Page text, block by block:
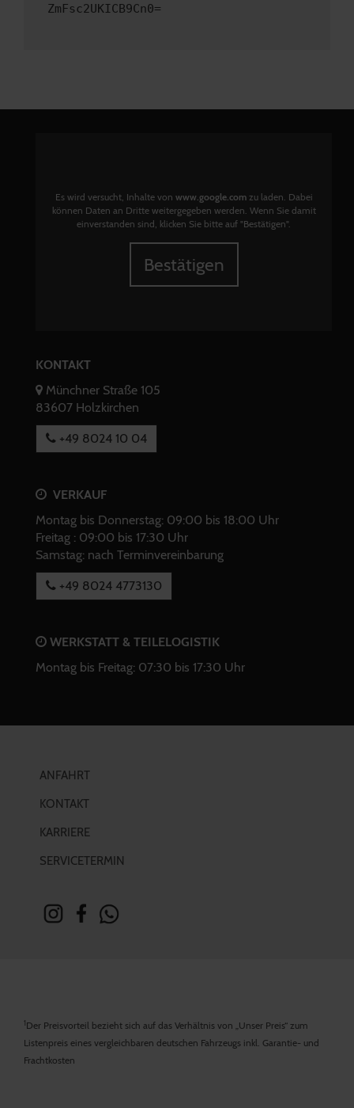
ZmFsc2UKICB9Cn0=
Es wird versucht, Inhalte von www.google.comzu laden. Dabei
können Daten an Dritte weitergegeben werden. Wenn Sie damit
einverstanden sind, klicken Sie bitte auf "Bestätigen".
Bestätigen
KONTAKT
Münchner Straße 105
83607 Holzkirchen
+49 8024 10 04
VERKAUF
Montag bis Donnerstag: 09:00 bis 18:00 Uhr
Freitag : 09:00 bis 17:30 Uhr
Samstag: nach Terminvereinbarung
+49 8024 4773130
WERKSTATT & TEILELOGISTIK
Montag bis Freitag: 07:30 bis 17:30 Uhr
ANFAHRT
KONTAKT
KARRIERE
SERVICETERMIN
1Der Preisvorteil bezieht sich auf das Verhältnis von „Unser Preis“ zum
Listenpreis eines vergleichbaren deutschen Fahrzeugs inkl. Garantie- und
Frachtkosten